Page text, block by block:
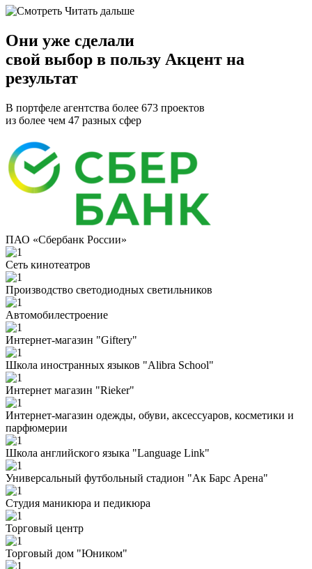
Читать дальше
Они уже сделали
свой выбор в пользу Акцент на
результат
В портфеле агентства более 673 проектов
из более чем 47 разных сфер
ПАО «Сбербанк России»
Сеть кинотеатров
Производство светодиодных светильников
Автомобилестроение
Интернет-магазин "Giftery"
Школа иностранных языков "Alibra School"
Интернет магазин "Rieker"
Интернет-магазин одежды, обуви, аксессуаров, косметики и
парфюмерии
Школа английского языка "Language Link"
Универсальный футбольный стадион "Ак Барс Арена"
Студия маникюра и педикюра
Торговый центр
Торговый дом "Юником"